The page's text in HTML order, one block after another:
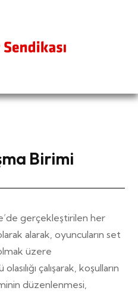
Birimi
gerçekleştirilen her
alarak, oyuncuların set
üzere
çalışarak, koşulların
düzenlenmesi,